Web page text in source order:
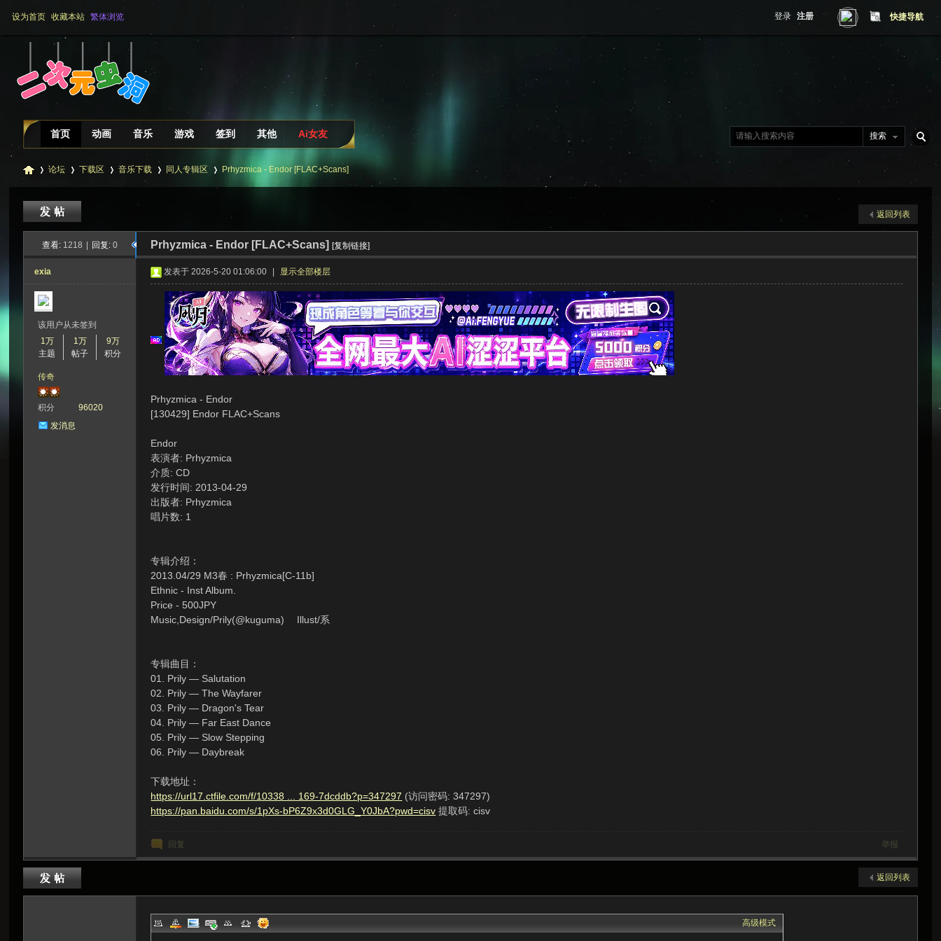
设为首页 收藏本站 繁体浏览 快捷导航
登录 注册
搜索
首页 动画 音乐 游戏 签到 其他 Ai女友
二 »
论坛
›
下载区
›
音乐下载
›
同人专辑区
›
Prhyzmica - Endor [FLAC+Scans]
返回列表
查看: 1218 回复: 0 Prhyzmica - Endor [FLAC+Scans] [复制链接]
exia
该用户从未签到
1万
主题
1万
帖子
9万
积分
传奇
积分
96020
发消息
发表于 2026-5-20 01:06:00 显示全部楼层
Prhyzmica - Endor
[130429] Endor FLAC+Scans
Endor
表演者: Prhyzmica
介质: CD
发行时间: 2013-04-29
出版者: Prhyzmica
唱片数: 1
专辑介绍：
2013.04/29 M3春 : Prhyzmica[C-11b]
Ethnic - Inst Album.
Price - 500JPY
Music,Design/Prily(@kuguma) Illust/系
专辑曲目：
01. Prily — Salutation
02. Prily — The Wayfarer
03. Prily — Dragon's Tear
04. Prily — Far East Dance
05. Prily — Slow Stepping
06. Prily — Daybreak
下载地址：
https://url17.ctfile.com/f/10338 ... 169-7dcddb?p=347297 (访问密码: 347297)
https://pan.baidu.com/s/1pXs-bP6Z9x3d0GLG_Y0JbA?pwd=cisv 提取码: cisv
回复 举报
返回列表
高级模式